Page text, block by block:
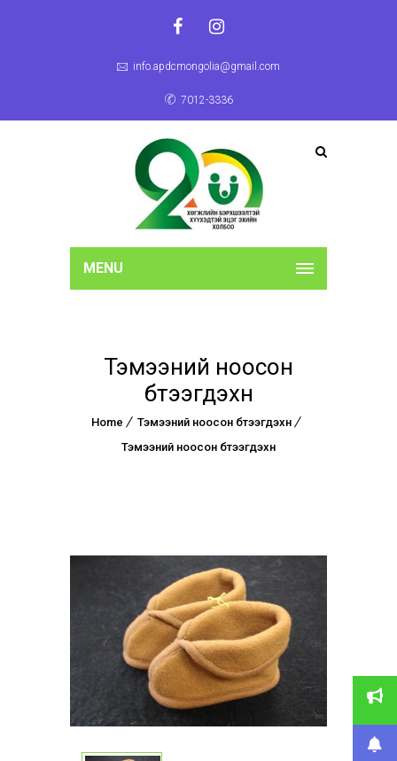
info.apdcmongolia@gmail.com
7012-3336
MENU
Тэмээний ноосон
бүтээгдэхүүн
Home
Тэмээний ноосон бүтээгдэхүүн
Тэмээний ноосон бүтээгдэхүүн